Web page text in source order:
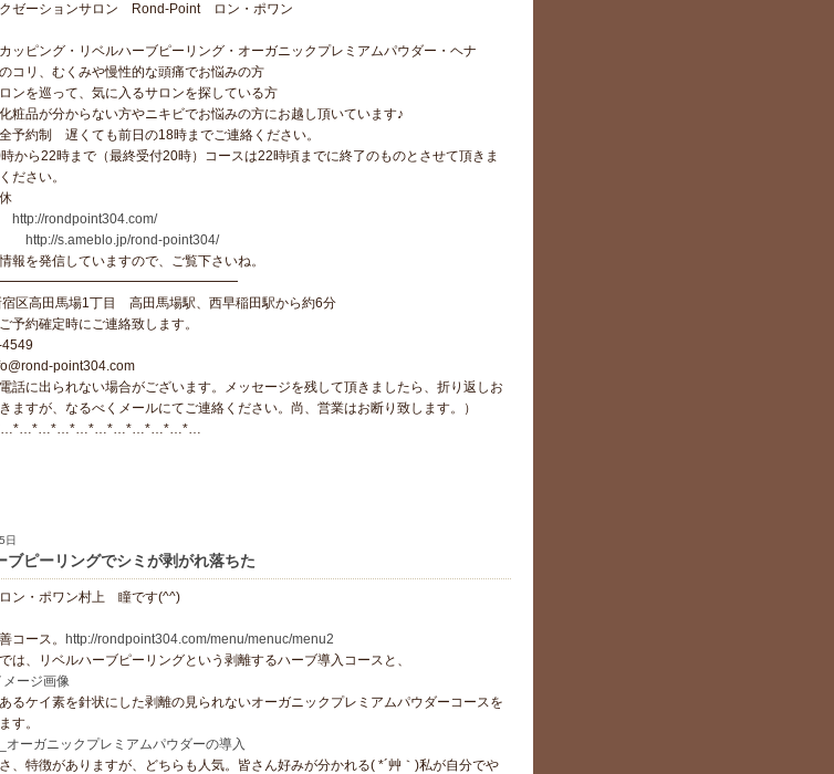
ゼーションサロン Rond-Point ロン・ポワン
ッピング・リベルハーブピーリング・オーガニックプレミアムパウダー・ヘナ
コリ、むくみや慢性的な頭痛でお悩みの方
ンを巡って、気に入るサロンを探している方
粧品が分からない方やニキビでお悩みの方にお越し頂いています♪
予約制 遅くても前日の18時までご連絡ください。
から22時まで（最終受付20時）コースは22時頃までに終了のものとさせて頂きま
ださい。
http://rondpoint304.com/
http://s.ameblo.jp/rond-point304/
報を発信していますので、ご覧下さいね。
宿区高田馬場1丁目 高田馬場駅、西早稲田駅から約6分
予約確定時にご連絡致します。
point304.com
電話に出られない場合がございます。メッセージを残して頂きましたら、折り返しお
ますが、なるべくメールにてご連絡ください。尚、営業はお断り致します。）
日
ブピーリングでシミが剥がれ落ちた
ン・ポワン村上 瞳です(^^)
コース。
http://rondpoint304.com/menu/menuc/menu2
は、リベルハーブピーリングという剥離するハーブ導入コースと、
るケイ素を針状にした剥離の見られないオーガニックプレミアムパウダーコースを
す。
、特徴がありますが、どちらも人気。皆さん好みが分かれる( *´艸｀)私が自分でや